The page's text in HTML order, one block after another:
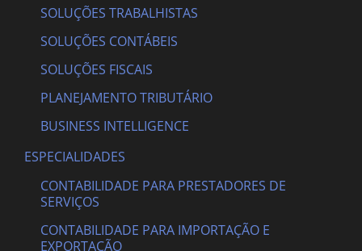
SOLUÇÕES TRABALHISTAS
SOLUÇÕES CONTÁBEIS
SOLUÇÕES FISCAIS
PLANEJAMENTO TRIBUTÁRIO
BUSINESS INTELLIGENCE
ESPECIALIDADES
CONTABILIDADE PARA PRESTADORES DE
SERVIÇOS
CONTABILIDADE PARA IMPORTAÇÃO E
EXPORTAÇÃO